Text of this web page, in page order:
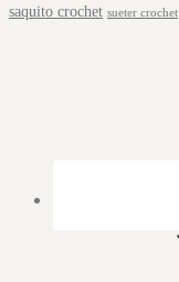
saquito crochet sueter crochet